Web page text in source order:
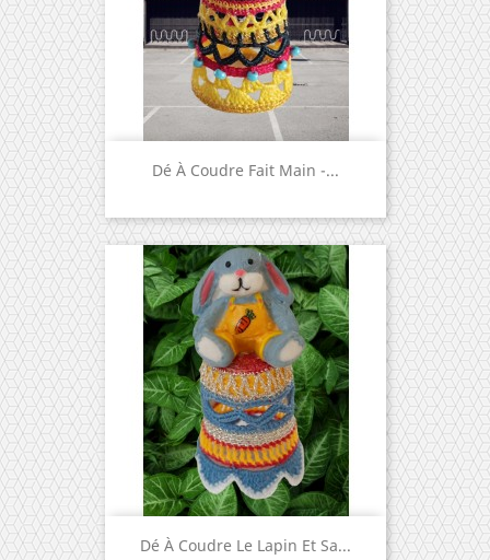
Dé À Coudre Fait Main -...
Dé À Coudre Le Lapin Et Sa...